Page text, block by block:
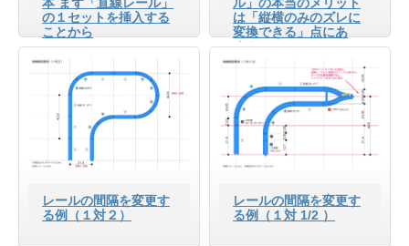
の１セットを挿入する
ことから
は「縦横のみのズレに
変換できる」点にあ
る！
レールの間隔を変更す
る例（１対２）
レールの間隔を変更す
る例（１対 1/2 ）